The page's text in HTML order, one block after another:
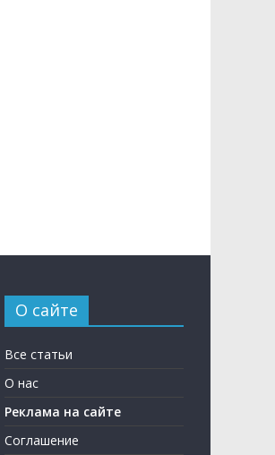
О сайте
Все статьи
О нас
Реклама на сайте
Соглашение